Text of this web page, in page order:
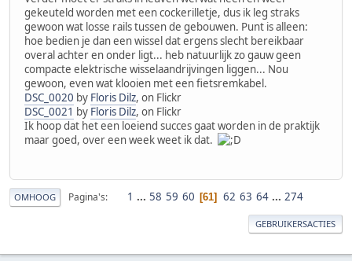
gekeuteld worden met een cockerilletje, dus ik leg straks
gewoon wat losse rails tussen de gebouwen. Punt is alleen:
hoe bedien je dan een wissel dat ergens slecht bereikbaar
overal achter en onder ligt... heb natuurlijk zo gauw geen
compacte elektrische wisselaandrijvingen liggen... Nou
gewoon, even wat klooien met een fietsremkabel.
DSC_0020 by Floris Dilz, on Flickr
DSC_0021 by Floris Dilz, on Flickr
Ik hoop dat het een loeiend succes gaat worden in de praktijk
maar goed, over een week weet ik dat.
OMHOOG Pagina's 1 ... 58 59 60 61 62 63 64 ... 274
GEBRUIKERSACTIES